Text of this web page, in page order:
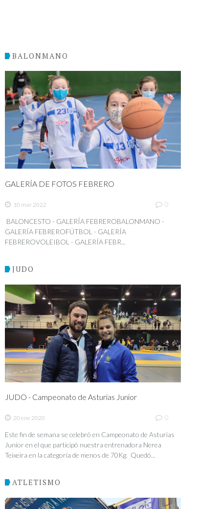
BALONMANO
GALERÍA DE FOTOS FEBRERO
10 mar 2022 0
BALONCESTO - GALERÍA FEBREROBALONMANO -
GALERÍA FEBREROFÚTBOL - GALERÍA
FEBREROVOLEIBOL - GALERÍA FEBR...
JUDO
JUDO - Campeonato de Asturias Junior
20 ene 2020 0
Este fin de semana se celebró en Campeonato de Asturias
Junior en el que participó nuestra entrenadora Nerea
Teixeira en la categoría de menos de 70Kg. Quedó...
ATLETISMO